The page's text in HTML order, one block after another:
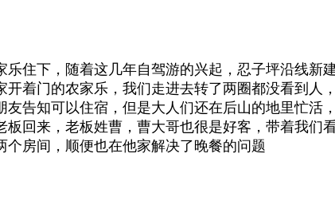
住下，随着这几年自驾游的兴起，忍子坪沿线新
着门的农家乐，我们走进去转了两圈都没看到人
告知可以住宿，但是大人们还在后山的地里忙活，
回来，老板姓曹，曹大哥也很是好客，带着我们
房间，顺便也在他家解决了晚餐的问题